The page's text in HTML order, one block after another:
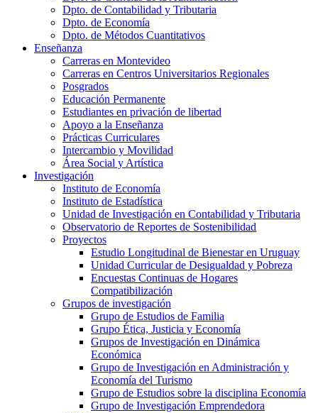
Dpto. de Contabilidad y Tributaria
Dpto. de Economía
Dpto. de Métodos Cuantitativos
Enseñanza
Carreras en Montevideo
Carreras en Centros Universitarios Regionales
Posgrados
Educación Permanente
Estudiantes en privación de libertad
Apoyo a la Enseñanza
Prácticas Curriculares
Intercambio y Movilidad
Área Social y Artística
Investigación
Instituto de Economía
Instituto de Estadística
Unidad de Investigación en Contabilidad y Tributaria
Observatorio de Reportes de Sostenibilidad
Proyectos
Estudio Longitudinal de Bienestar en Uruguay
Unidad Curricular de Desigualdad y Pobreza
Encuestas Continuas de Hogares
Compatibilización
Grupos de investigación
Grupo de Estudios de Familia
Grupo Ética, Justicia y Economía
Grupos de Investigación en Dinámica
Económica
Grupo de Investigación en Administración y
Economía del Turismo
Grupo de Estudios sobre la disciplina Economía
Grupo de Investigación Emprendedora